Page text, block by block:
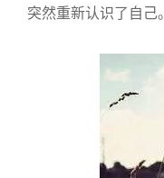
突然重新认识了自己。